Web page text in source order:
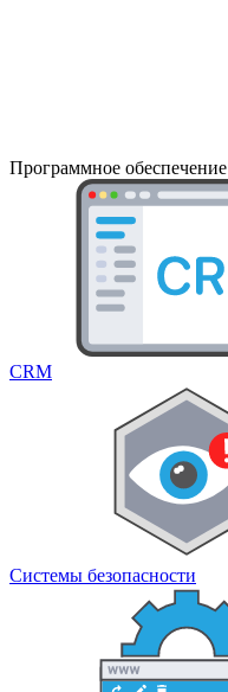
Программное обеспечение
CRM
Системы безопасности